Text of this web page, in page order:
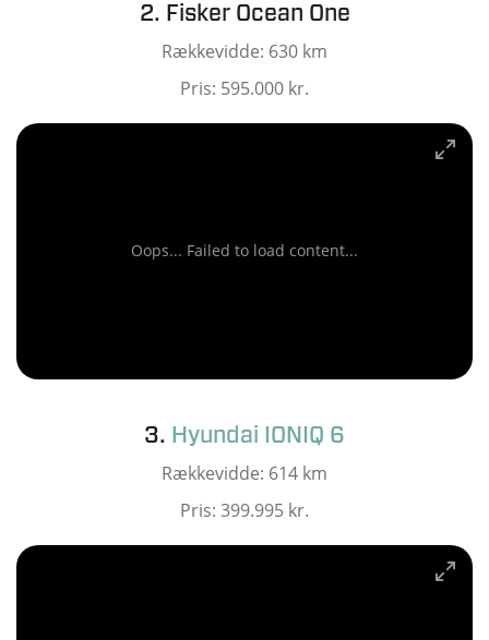
2. Fisker Ocean One
Rækkevidde: 630 km
Pris: 595.000 kr.
Oops... Failed to load content...
3. Hyundai IONIQ 6
Rækkevidde: 614 km
Pris: 399.995 kr.